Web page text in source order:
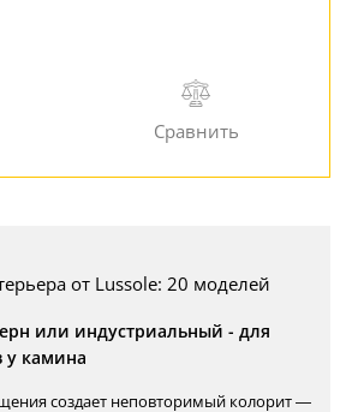
от Lussole: 20 моделей
или индустриальный - для
у камина
создает неповторимый колорит —